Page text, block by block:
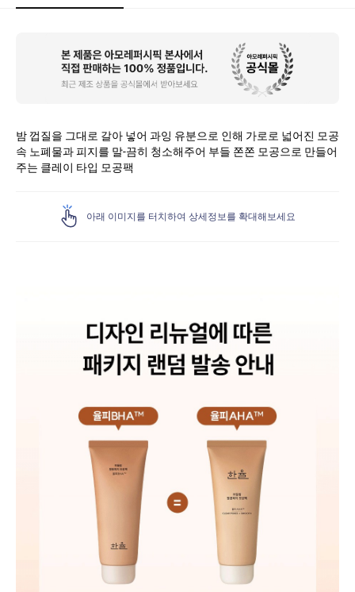
밤 껍질을 그대로 갈아 넣어 과잉 유분으로 인해 가로로 넓어진 모공
속 노폐물과 피지를 말-끔히 청소해주어 부들 쫀쫀 모공으로 만들어
주는 클레이 타입 모공팩
아래 이미지를 터치하여 상세정보를 확대해보세요